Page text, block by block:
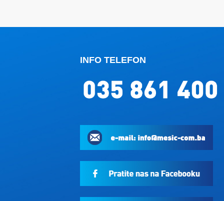
INFO TELEFON